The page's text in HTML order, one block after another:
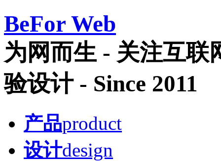
BeFor Web
为网而生 - 关注互联
验设计 - Since 2011
产品product
设计design